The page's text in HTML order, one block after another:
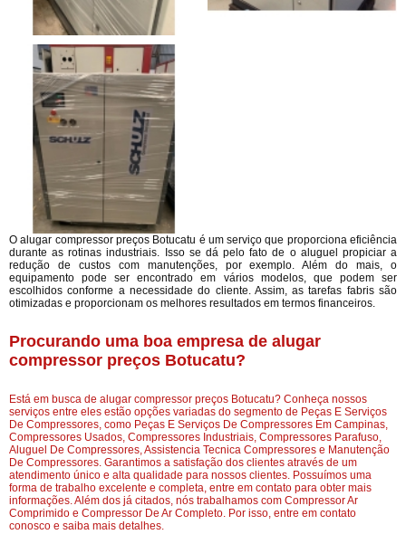
O alugar compressor preços Botucatu é um serviço que proporciona eficiência
durante as rotinas industriais. Isso se dá pelo fato de o aluguel propiciar a
redução de custos com manutenções, por exemplo. Além do mais, o
equipamento pode ser encontrado em vários modelos, que podem ser
escolhidos conforme a necessidade do cliente. Assim, as tarefas fabris são
otimizadas e proporcionam os melhores resultados em termos financeiros.
Procurando uma boa empresa de alugar
compressor preços Botucatu?
Está em busca de alugar compressor preços Botucatu? Conheça nossos
serviços entre eles estão opções variadas do segmento de Peças E Serviços
De Compressores, como Peças E Serviços De Compressores Em Campinas,
Compressores Usados, Compressores Industriais, Compressores Parafuso,
Aluguel De Compressores, Assistencia Tecnica Compressores e Manutenção
De Compressores. Garantimos a satisfação dos clientes através de um
atendimento único e alta qualidade para nossos clientes. Possuímos uma
forma de trabalho excelente e completa, entre em contato para obter mais
informações. Além dos já citados, nós trabalhamos com Compressor Ar
Comprimido e Compressor De Ar Completo. Por isso, entre em contato
conosco e saiba mais detalhes.